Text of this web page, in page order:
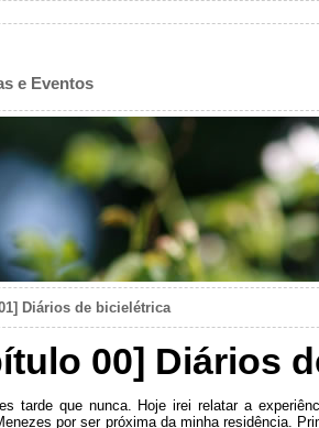
e Eventos
Diários de bicielétrica
00] Diários
tarde que nunca. Hoje irei relatar a
por ser próxima da minha residência.